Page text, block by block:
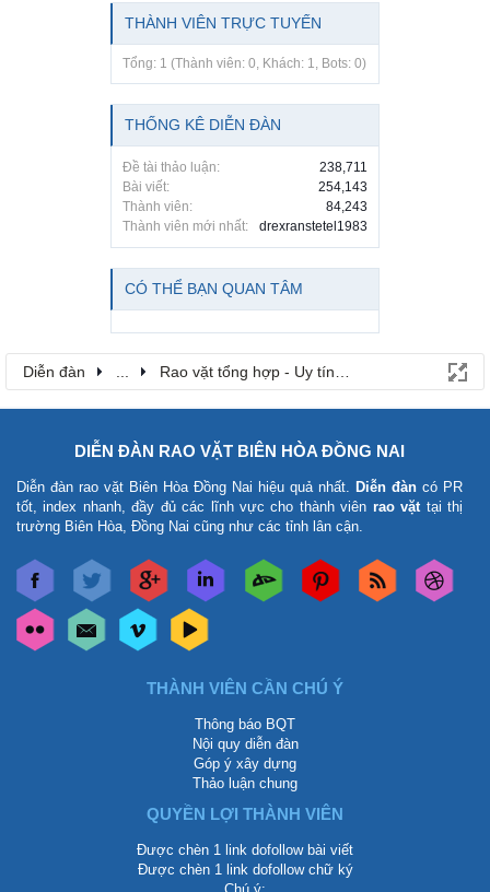
THÀNH VIÊN TRỰC TUYẾN
Tổng: 1 (Thành viên: 0, Khách: 1, Bots: 0)
THỐNG KÊ DIỄN ĐÀN
Đề tài thảo luận:
238,711
Bài viết:
254,143
Thành viên:
84,243
Thành viên mới nhất:
drexranstetel1983
CÓ THỂ BẠN QUAN TÂM
Diễn đàn ... Rao vặt tổng hợp - Uy tín - Miễn phí
DIỄN ĐÀN RAO VẶT BIÊN HÒA ĐỒNG NAI
Diễn đàn rao vặt Biên Hòa Đồng Nai hiệu quả nhất. Diễn đàn có PR
tốt, index nhanh, đầy đủ các lĩnh vực cho thành viên rao vặttại thị
trường Biên Hòa, Đồng Nai cũng như các tỉnh lân cận.
THÀNH VIÊN CẦN CHÚ Ý
Thông báo BQT
Nội quy diễn đàn
Góp ý xây dựng
Thảo luận chung
QUYỀN LỢI THÀNH VIÊN
Được chèn 1 link dofollow bài viết
Được chèn 1 link dofollow chữ ký